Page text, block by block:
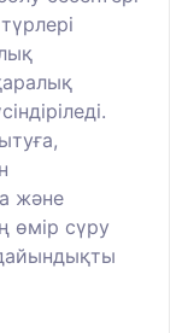
және
өмір сүру
дайындықты